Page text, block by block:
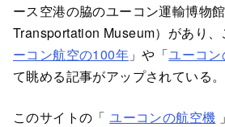
ース空港の脇のユーコン運輸博物
Transportation Museum）があり
ーコン航空の100年 」や「ユーコ
て眺める記事がアップされている。
このサイトの「ユーコンの航空機